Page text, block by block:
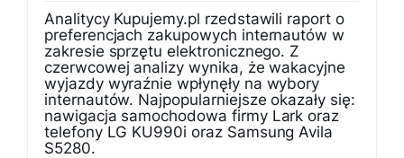
Analitycy Kupujemy.pl rzedstawili raport o
preferencjach zakupowych internautów w
zakresie sprzętu elektronicznego. Z
czerwcowej analizy wynika, że wakacyjne
wyjazdy wyraźnie wpłynęły na wybory
internautów. Najpopularniejsze okazały się:
nawigacja samochodowa firmy Lark oraz
telefony LG KU990i oraz Samsung Avila
S5280.